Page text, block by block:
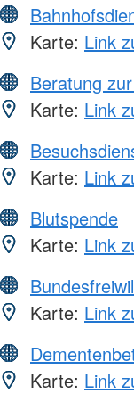
Karte: Link
Beratung
Karte: Link
Karte: Link
Blutspende
Karte: Link
Karte: Link
Karte: Link